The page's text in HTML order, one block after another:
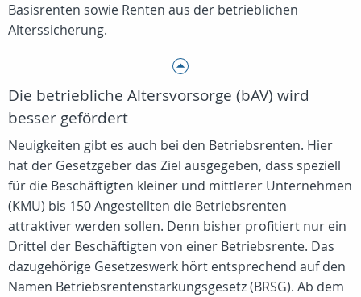
Basisrenten sowie Renten aus der betrieblichen
Alterssicherung.
Die betriebliche Altersvorsorge (bAV) wird
besser gefördert
Neuigkeiten gibt es auch bei den Betriebsrenten. Hier
hat der Gesetzgeber das Ziel ausgegeben, dass speziell
für die Beschäftigten kleiner und mittlerer Unternehmen
(KMU) bis 150 Angestellten die Betriebsrenten
attraktiver werden sollen. Denn bisher profitiert nur ein
Drittel der Beschäftigten von einer Betriebsrente. Das
dazugehörige Gesetzeswerk hört entsprechend auf den
Namen Betriebsrentenstärkungsgesetz (BRSG). Ab dem